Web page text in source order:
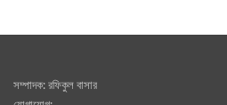
সম্পাদক: রফিকুল বাসার